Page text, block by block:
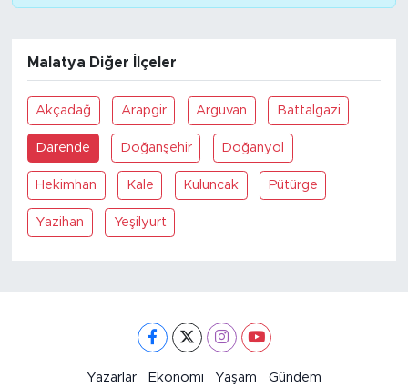
Malatya Diğer İlçeler
Akçadağ Arapgir Arguvan Battalgazi
Darende Doğanşehir Doğanyol
Hekimhan Kale Kuluncak Pütürge
Yazihan Yeşilyurt
Yazarlar Ekonomi Yaşam Gündem